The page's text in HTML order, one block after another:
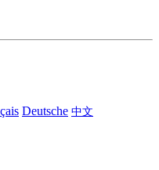
Deutsche 中文